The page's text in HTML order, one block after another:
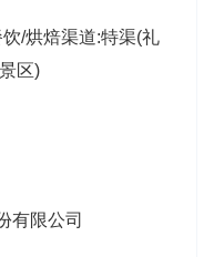
/烘焙渠道:特渠(礼
区)
有限公司